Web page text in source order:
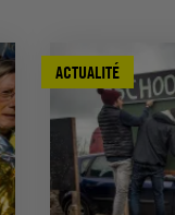
ACTUALITÉ